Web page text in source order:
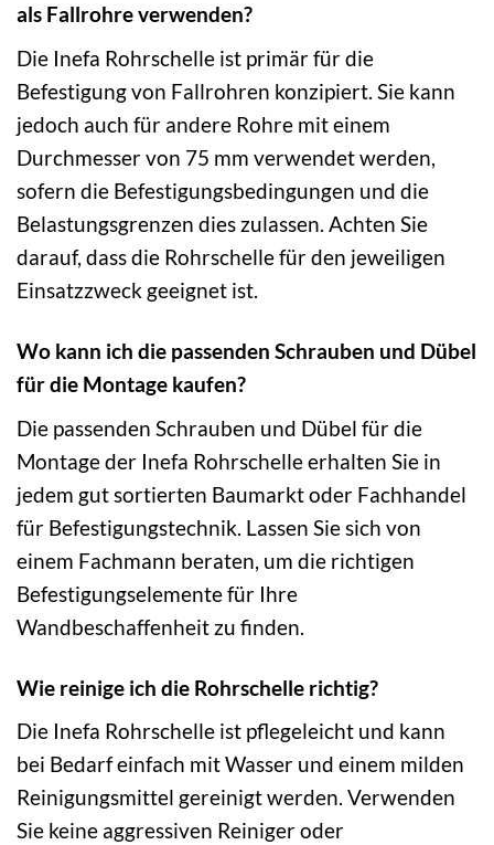
als Fallrohre verwenden?
Die Inefa Rohrschelle ist primär für die
Befestigung von Fallrohren konzipiert. Sie kann
jedoch auch für andere Rohre mit einem
Durchmesser von 75 mm verwendet werden,
sofern die Befestigungsbedingungen und die
Belastungsgrenzen dies zulassen. Achten Sie
darauf, dass die Rohrschelle für den jeweiligen
Einsatzzweck geeignet ist.
Wo kann ich die passenden Schrauben und Dübel
für die Montage kaufen?
Die passenden Schrauben und Dübel für die
Montage der Inefa Rohrschelle erhalten Sie in
jedem gut sortierten Baumarkt oder Fachhandel
für Befestigungstechnik. Lassen Sie sich von
einem Fachmann beraten, um die richtigen
Befestigungselemente für Ihre
Wandbeschaffenheit zu finden.
Wie reinige ich die Rohrschelle richtig?
Die Inefa Rohrschelle ist pflegeleicht und kann
bei Bedarf einfach mit Wasser und einem milden
Reinigungsmittel gereinigt werden. Verwenden
Sie keine aggressiven Reiniger oder